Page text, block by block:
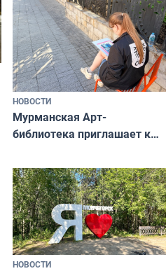
НОВОСТИ
Мурманская Арт-
библиотека приглашает к
и фотографов
НОВОСТИ